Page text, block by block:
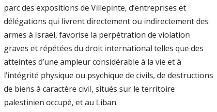
parc des expositions de Villepinte, d’entreprises et
délégations qui livrent directement ou indirectement des
armes à Israël, favorise la perpétration de violation
graves et répétées du droit international telles que des
atteintes d’une ampleur considérable à la vie et à
l’intégrité physique ou psychique de civils, de destructions
de biens à caractère civil, situés sur le territoire
palestinien occupé, et au Liban.